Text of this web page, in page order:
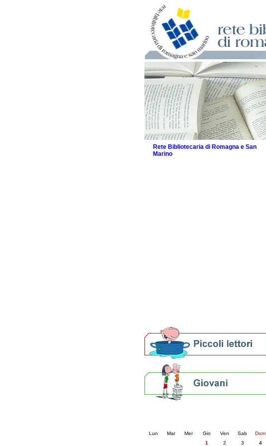
Rete Bibliotecaria di Romagna e San
Marino
Lun Mar Mer Gio Ven Sab
Dom
1
2 3 4